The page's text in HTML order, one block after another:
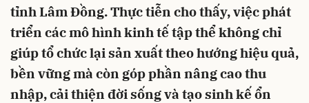
tỉnh Lâm Đồng. Thực tiễn cho thấy, việc phát
triển các mô hình kinh tế tập thể không chỉ
giúp tổ chức lại sản xuất theo hướng hiệu quả,
bền vững mà còn góp phần nâng cao thu
nhập, cải thiện đời sống và tạo sinh kế ổn